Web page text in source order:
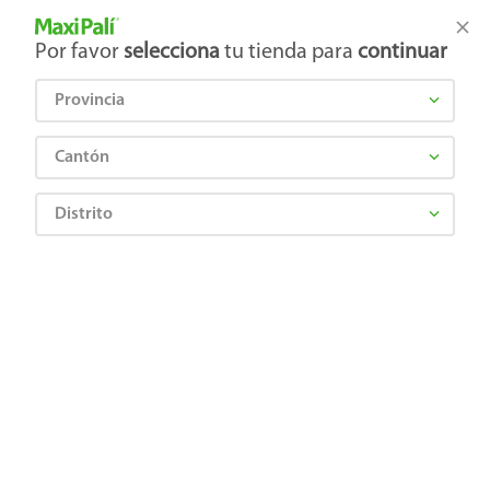
Tienda Maxi Palí
Por favor selecciona tu tienda para continuar
Provincia
Cantón
Distrito